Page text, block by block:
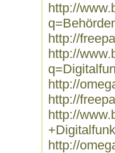
http://
http://
http://
http://
http://
http://
http://